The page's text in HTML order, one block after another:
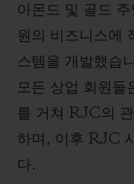
아몬드 및 골드
원의 비즈니스에
스템을 개발했습
모든 상업 회원들
를 거쳐 RJC의
하며, 이후 RJC
다.